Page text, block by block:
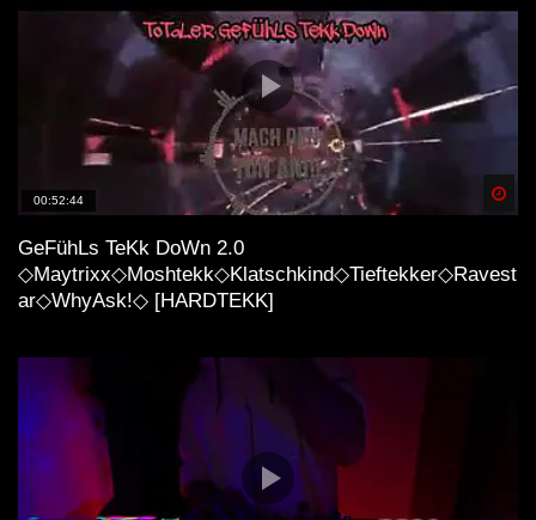
00:52:44
GeFühLs TeKk DoWn 2.0
◇Maytrixx◇Moshtekk◇Klatschkind◇Tieftekker◇Ravest
ar◇WhyAsk!◇ [HARDTEKK]